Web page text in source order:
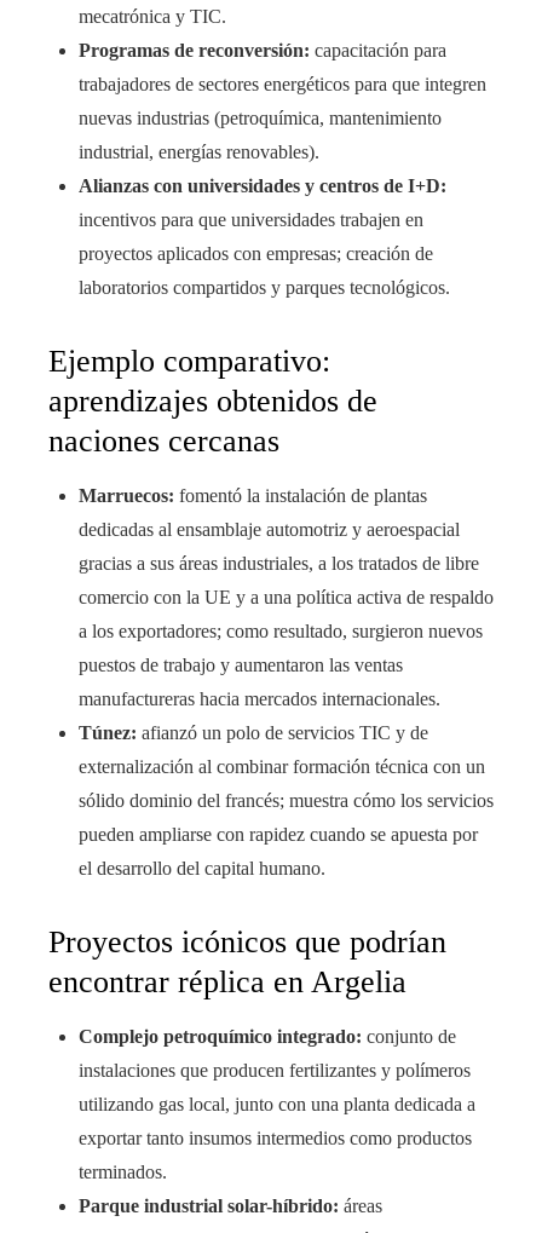
mecatrónica y TIC.
Programas de reconversión: capacitación para
trabajadores de sectores energéticos para que integren
nuevas industrias (petroquímica, mantenimiento
industrial, energías renovables).
Alianzas con universidades y centros de I+D:
incentivos para que universidades trabajen en
proyectos aplicados con empresas; creación de
laboratorios compartidos y parques tecnológicos.
Ejemplo comparativo:
aprendizajes obtenidos de
naciones cercanas
Marruecos: fomentó la instalación de plantas
dedicadas al ensamblaje automotriz y aeroespacial
gracias a sus áreas industriales, a los tratados de libre
comercio con la UE y a una política activa de respaldo
a los exportadores; como resultado, surgieron nuevos
puestos de trabajo y aumentaron las ventas
manufactureras hacia mercados internacionales.
Túnez: afianzó un polo de servicios TIC y de
externalización al combinar formación técnica con un
sólido dominio del francés; muestra cómo los servicios
pueden ampliarse con rapidez cuando se apuesta por
el desarrollo del capital humano.
Proyectos icónicos que podrían
encontrar réplica en Argelia
Complejo petroquímico integrado: conjunto de
instalaciones que producen fertilizantes y polímeros
utilizando gas local, junto con una planta dedicada a
exportar tanto insumos intermedios como productos
terminados.
Parque industrial solar-híbrido: áreas